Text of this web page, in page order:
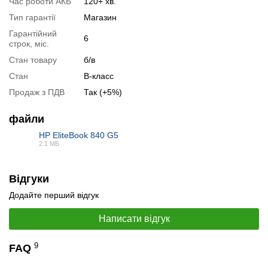
📧Запит оптової ціни
Слідкувати в Instagram
Слідкувати на Facebook
Тип гарантії
Магазин
Гарантійний
строк, міс.
6
Стан товару
б/в
Стан
B-класс
Продаж з ПДВ
Так (+5%)
файли
HP EliteBook 840 G5
2.1 МБ
Відгуки
Додайте перший відгук
Написати відгук
FAQ 9